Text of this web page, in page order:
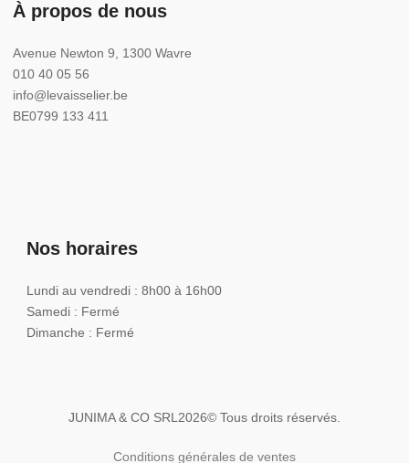
À propos de nous
Avenue Newton 9, 1300 Wavre
010 40 05 56
info@levaisselier.be
BE0799 133 411
Nos horaires
Lundi au vendredi : 8h00 à 16h00
Samedi : Fermé
Dimanche : Fermé
JUNIMA & CO SRL 2026© Tous droits réservés.
Conditions générales de ventes